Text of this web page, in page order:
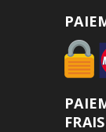
FRAIS